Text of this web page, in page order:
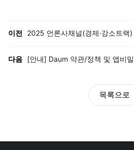
이전
다음
목록으로